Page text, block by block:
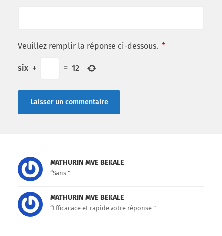
Veuillez remplir la réponse ci-dessous. *
six + = 12
MATHURIN MVE BEKALE
“Sans ”
MATHURIN MVE BEKALE
“Efficacace et rapide votre réponse ”